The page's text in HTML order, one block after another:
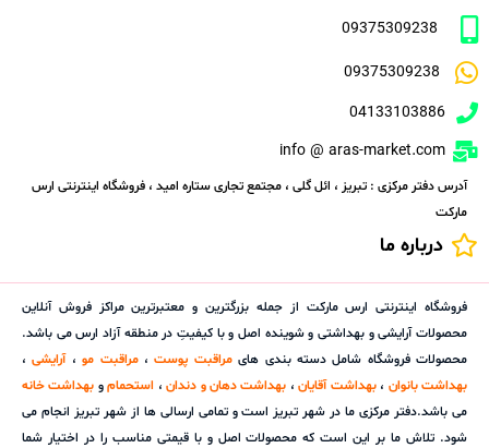
09375309238
09375309238
04133103886
info @ aras-market.com
آدرس دفتر مرکزی : تبریز ، ائل گلی ، مجتمع تجاری ستاره امید ، فروشگاه اینترنتی ارس
مارکت
درباره ما
فروشگاه اینترنتی ارس مارکت از جمله بزرگترین و معتبرترین مراکز فروش آنلاین
محصولات آرایشی و بهداشتی و شوینده اصل و با کیفیتِ در منطقه آزاد ارس می باشد.
محصولات فروشگاه شامل دسته بندی هایمراقبت پوست،مراقبت مو،آرایشی،
بهداشت بانوان ،بهداشت آقایان، بهداشت دهان و دندان، استحمامو بهداشت خانه
می باشد.دفتر مرکزی ما در شهر تبریز است و تمامی ارسالی ها از شهر تبریز انجام می
شود. تلاش ما بر این است که محصولات اصل و با قیمتی مناسب را در اختیار شما